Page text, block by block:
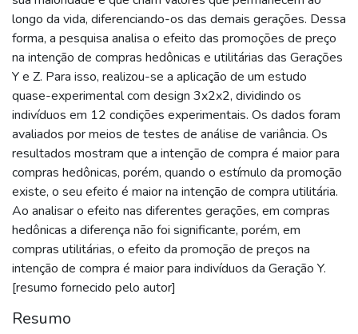
longo da vida, diferenciando-os das demais gerações. Dessa
forma, a pesquisa analisa o efeito das promoções de preço
na intenção de compras hedônicas e utilitárias das Gerações
Y e Z. Para isso, realizou-se a aplicação de um estudo
quase-experimental com design 3x2x2, dividindo os
indivíduos em 12 condições experimentais. Os dados foram
avaliados por meios de testes de análise de variância. Os
resultados mostram que a intenção de compra é maior para
compras hedônicas, porém, quando o estímulo da promoção
existe, o seu efeito é maior na intenção de compra utilitária.
Ao analisar o efeito nas diferentes gerações, em compras
hedônicas a diferença não foi significante, porém, em
compras utilitárias, o efeito da promoção de preços na
intenção de compra é maior para indivíduos da Geração Y.
[resumo fornecido pelo autor]
Resumo